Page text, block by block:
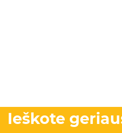
Ieškote